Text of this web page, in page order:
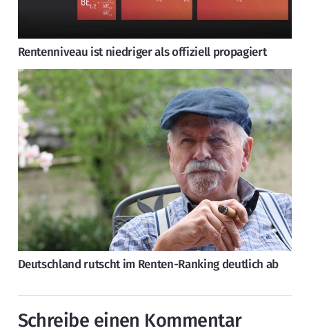
Rentenniveau ist niedriger als offiziell propagiert
Deutschland rutscht im Renten-Ranking deutlich ab
Schreibe einen Kommentar